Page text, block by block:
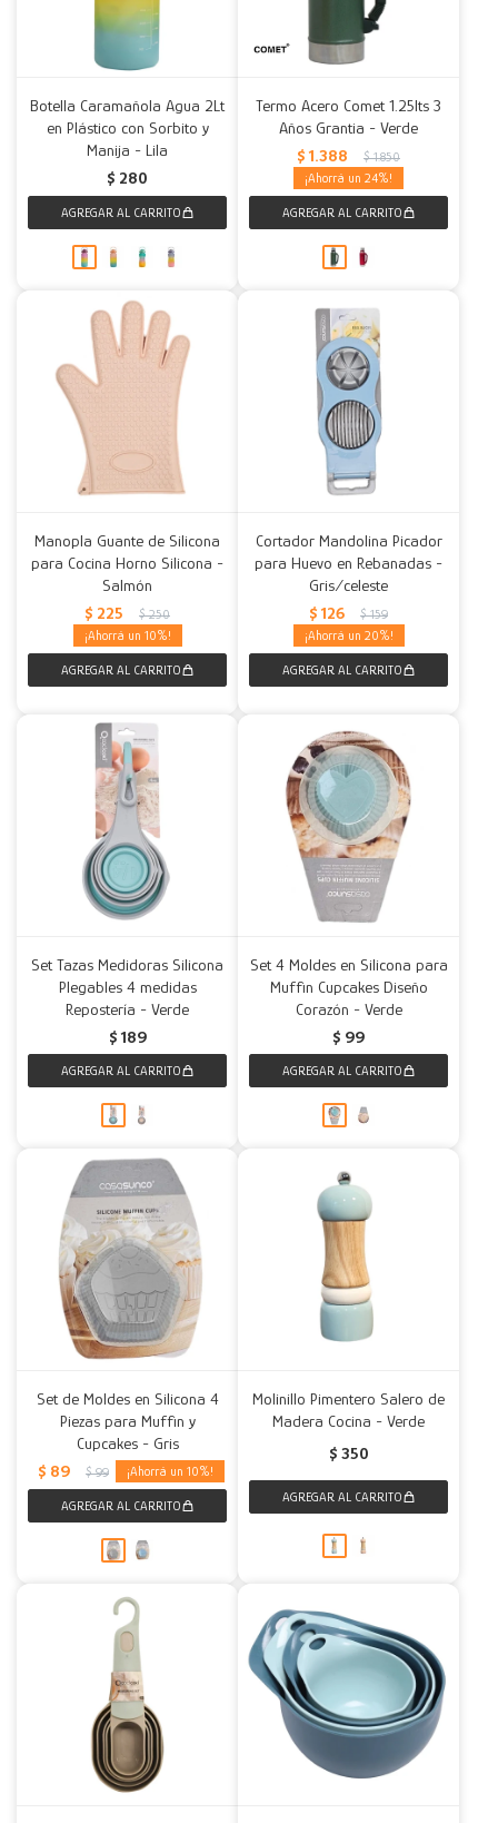
Botella Caramañola Agua 2Lt
en Plástico con Sorbito y
Manija - Lila
$ 280
Termo Acero Comet 1.25lts 3
Años Grantia - Verde
$ 1.388 $ 1.850
24
Manopla Guante de Silicona
para Cocina Horno Silicona -
Salmón
$ 225 $ 250
10
Cortador Mandolina Picador
para Huevo en Rebanadas -
Gris/celeste
$ 126 $ 159
20
Set Tazas Medidoras Silicona
Plegables 4 medidas
Repostería - Verde
$ 189
Set 4 Moldes en Silicona para
Muffin Cupcakes Diseño
Corazón - Verde
$ 99
Set de Moldes en Silicona 4
Piezas para Muffin y
Cupcakes - Gris
$ 89 $ 99 10
Molinillo Pimentero Salero de
Madera Cocina - Verde
$ 350